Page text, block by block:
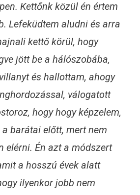
Kettőnk közül én értem
Lefeküdtem aludni és arra
kettő körül, hogy
jött be a hálószobába,
és hallottam, ahogy
válogatott
hogy hogy képzelem,
barátai előtt, mert nem
elérni. Én azt a módszert
a hosszú évek alatt
ilyenkor jobb nem